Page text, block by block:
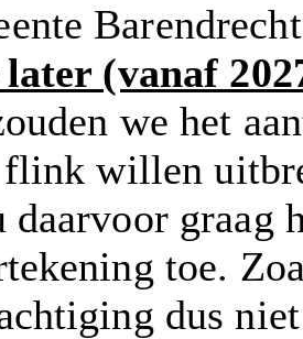
Barendrecht
(vanaf
we het
willen
daarvoor graag
toe.
dus